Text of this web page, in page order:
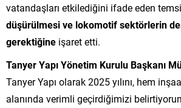
vatandaşları etkilediğini ifade eden
düşürülmesi ve lokomotif sektörlerin
gerektiğine işaret etti.
Tanyer Yapı Yönetim Kurulu Başkanı
Tanyer Yapı olarak 2025 yılını, hem
alanında verimli geçirdiğimizi